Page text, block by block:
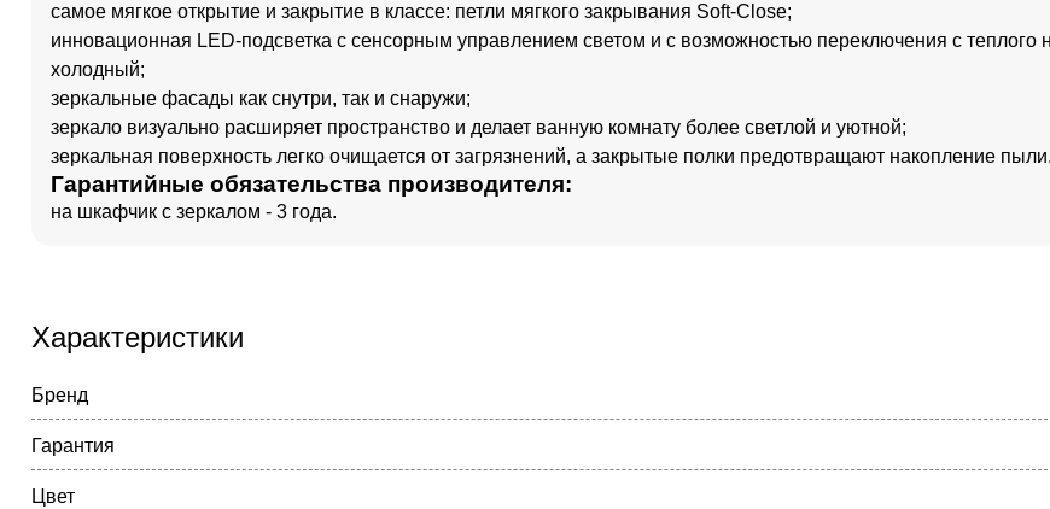
самое мягкое открытие и закрытие в классе: петли мягкого закрывания Soft-Close;
инновационная LED-подсветка с сенсорным управлением светом и с возможностью переключения с теплого
холодный;
зеркальные фасады как снутри, так и снаружи;
зеркало визуально расширяет пространство и делает ванную комнату более светлой и уютной;
зеркальная поверхность легко очищается от загрязнений, а закрытые полки предотвращают накопление пыли.
Гарантийные обязательства производителя:
на шкафчик с зеркалом - 3 года.
Характеристики
Бренд
Гарантия
Цвет